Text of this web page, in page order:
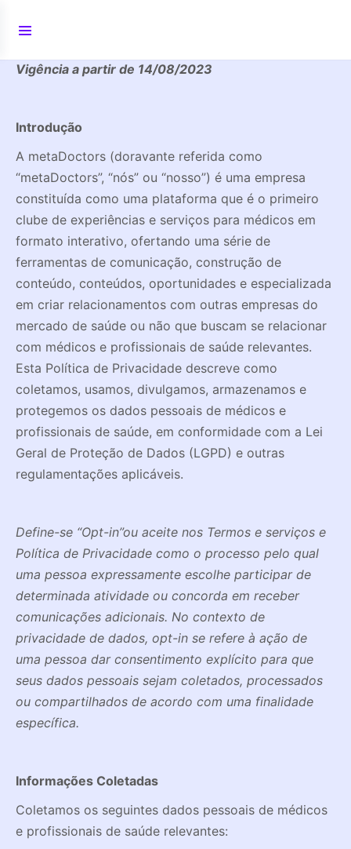
Vigência a partir de 14/08/2023
Introdução
A metaDoctors (doravante referida como
“metaDoctors”, “nós” ou “nosso”) é uma empresa
constituída como uma plataforma que é o primeiro
clube de experiências e serviços para médicos em
formato interativo, ofertando uma série de
ferramentas de comunicação, construção de
conteúdo, conteúdos, oportunidades e especializada
em criar relacionamentos com outras empresas do
mercado de saúde ou não que buscam se relacionar
com médicos e profissionais de saúde relevantes.
Esta Política de Privacidade descreve como
coletamos, usamos, divulgamos, armazenamos e
protegemos os dados pessoais de médicos e
profissionais de saúde, em conformidade com a Lei
Geral de Proteção de Dados (LGPD) e outras
regulamentações aplicáveis.
Define-se “Opt-in”ou aceite nos Termos e serviços e
Política de Privacidade como o processo pelo qual
uma pessoa expressamente escolhe participar de
determinada atividade ou concorda em receber
comunicações adicionais. No contexto de
privacidade de dados, opt-in se refere à ação de
uma pessoa dar consentimento explícito para que
seus dados pessoais sejam coletados, processados
ou compartilhados de acordo com uma finalidade
específica.
Informações Coletadas
Coletamos os seguintes dados pessoais de médicos
e profissionais de saúde relevantes: